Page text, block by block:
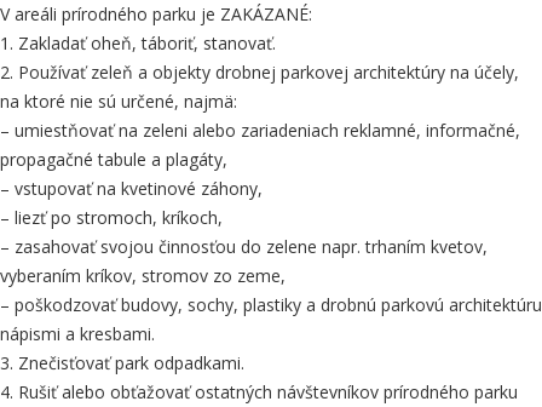
V areáli prírodného parku je ZAKÁZANÉ:
1. Zakladať oheň, táboriť, stanovať.
2. Používať zeleň a objekty drobnej parkovej architektúry na účely,
na ktoré nie sú určené, najmä:
– umiestňovať na zeleni alebo zariadeniach reklamné, informačné,
propagačné tabule a plagáty,
– vstupovať na kvetinové záhony,
– liezť po stromoch, kríkoch,
– zasahovať svojou činnosťou do zelene napr. trhaním kvetov,
vyberaním kríkov, stromov zo zeme,
– poškodzovať budovy, sochy, plastiky a drobnú parkovú architektúru
nápismi a kresbami.
3. Znečisťovať park odpadkami.
4. Rušiť alebo obťažovať ostatných návštevníkov prírodného parku